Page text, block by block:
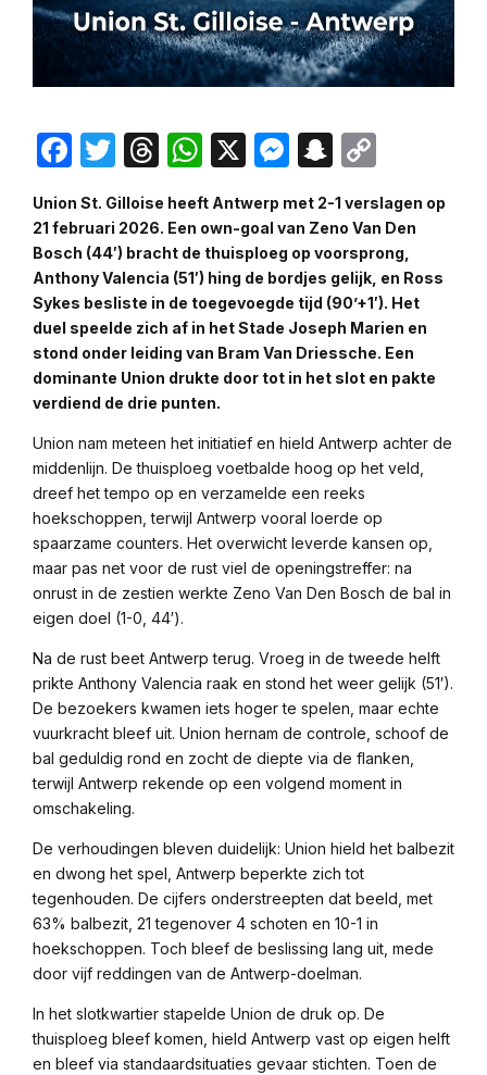
Facebook
Twitter
Threads
WhatsApp
X Messenger
Snapchat
Union St. Gilloise heeft Antwerp met 2-1 verslagen op
21 februari 2026. Een own-goal van Zeno Van Den
Bosch (44′) bracht de thuisploeg op voorsprong,
Anthony Valencia (51′) hing de bordjes gelijk, en Ross
Sykes besliste in de toegevoegde tijd (90’+1′). Het
duel speelde zich af in het Stade Joseph Marien en
stond onder leiding van Bram Van Driessche. Een
dominante Union drukte door tot in het slot en pakte
verdiend de drie punten.
Union nam meteen het initiatief en hield Antwerp achter de
middenlijn. De thuisploeg voetbalde hoog op het veld,
dreef het tempo op en verzamelde een reeks
hoekschoppen, terwijl Antwerp vooral loerde op
spaarzame counters. Het overwicht leverde kansen op,
maar pas net voor de rust viel de openingstreffer: na
onrust in de zestien werkte Zeno Van Den Bosch de bal in
eigen doel (1-0, 44′).
Na de rust beet Antwerp terug. Vroeg in de tweede helft
prikte Anthony Valencia raak en stond het weer gelijk (51′).
De bezoekers kwamen iets hoger te spelen, maar echte
vuurkracht bleef uit. Union hernam de controle, schoof de
bal geduldig rond en zocht de diepte via de flanken,
terwijl Antwerp rekende op een volgend moment in
omschakeling.
De verhoudingen bleven duidelijk: Union hield het balbezit
en dwong het spel, Antwerp beperkte zich tot
tegenhouden. De cijfers onderstreepten dat beeld, met
63% balbezit, 21 tegenover 4 schoten en 10-1 in
hoekschoppen. Toch bleef de beslissing lang uit, mede
door vijf reddingen van de Antwerp-doelman.
In het slotkwartier stapelde Union de druk op. De
thuisploeg bleef komen, hield Antwerp vast op eigen helft
en bleef via standaardsituaties gevaar stichten. Toen de